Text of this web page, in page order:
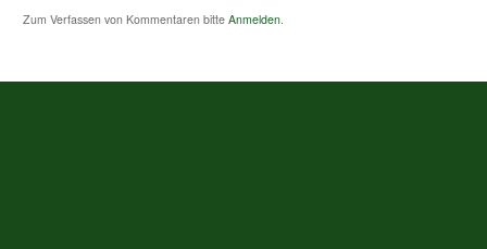
Zum Verfassen von Kommentaren bitte Anmelden.